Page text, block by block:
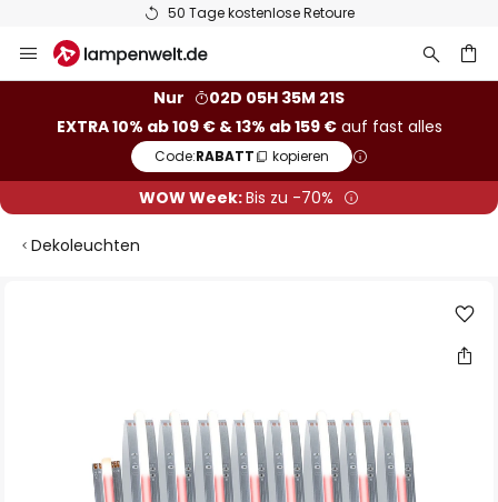
50 Tage kostenlose Retoure
Inhalt
Nur
02D 05H 35M 21S
EXTRA 10% ab 109 € & 13% ab 159 €auf fast alles
Code:RABATT kopieren
WOW Week:Bis zu -70%
Dekoleuchten